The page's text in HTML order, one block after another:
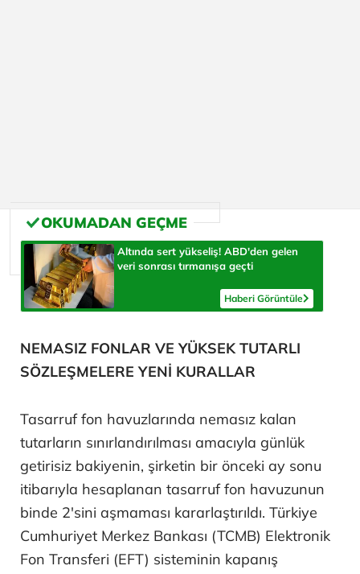
Altında sert yükseliş! ABD'den gelen
veri sonrası tırmanışa geçti
Haberi Görüntüle
NEMASIZ FONLAR VE YÜKSEK TUTARLI
SÖZLEŞMELERE YENİ KURALLAR
Tasarruf fon havuzlarında nemasız kalan
tutarların sınırlandırılması amacıyla günlük
getirisiz bakiyenin, şirketin bir önceki ay sonu
itibarıyla hesaplanan tasarruf fon havuzunun
binde 2'sini aşmaması kararlaştırıldı. Türkiye
Cumhuriyet Merkez Bankası (TCMB) Elektronik
Fon Transferi (EFT) sisteminin kapanış